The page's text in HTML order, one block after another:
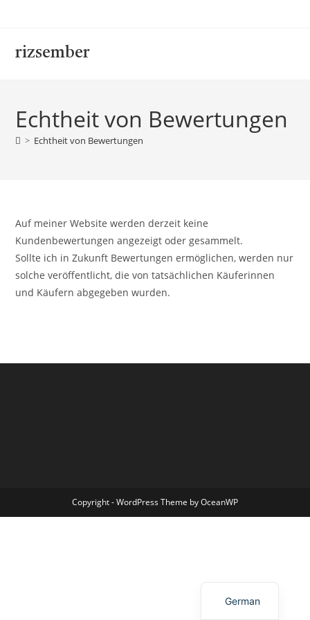
rizsember
Echtheit von Bewertungen
> Echtheit von Bewertungen
Auf meiner Website werden derzeit keine
Kundenbewertungen angezeigt oder gesammelt.
Sollte ich in Zukunft Bewertungen ermöglichen, werden nur
solche veröffentlicht, die von tatsächlichen Käuferinnen
und Käufern abgegeben wurden.
Copyright - WordPress Theme by OceanWP
German